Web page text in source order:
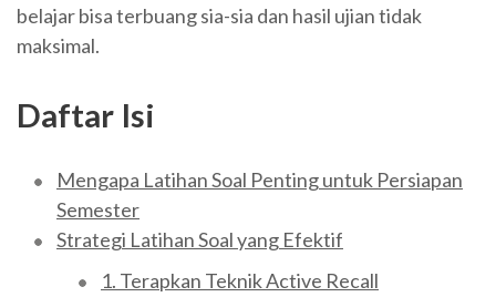
belajar bisa terbuang sia-sia dan hasil ujian tidak
maksimal.
Daftar Isi
Mengapa Latihan Soal Penting untuk Persiapan
Semester
Strategi Latihan Soal yang Efektif
1. Terapkan Teknik Active Recall